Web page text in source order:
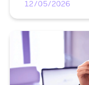
12/05/2026